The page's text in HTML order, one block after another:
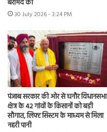
बरामद की
30 July 2026 - 3:24 PM
पंजाब सरकार की ओर से घनौर विधानसभा
क्षेत्र के 42 गांवों के किसानों को बड़ी
सौगात, लिफ्ट सिस्टम के माध्यम से मिला
नहरी पानी